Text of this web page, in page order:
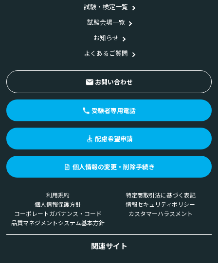
試験・検定一覧
試験会場一覧
お知らせ
よくあるご質問
お問い合わせ
受験者専用電話
配慮希望申請
個人情報の変更・削除手続き
利用規約
特定商取引法に基づく表記
個人情報保護方針
情報セキュリティポリシー
コーポレートガバナンス・コード
カスタマーハラスメント
品質マネジメントシステム基本方針
関連サイト